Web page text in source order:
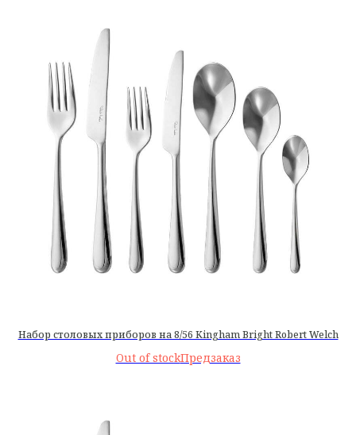
Набор столовых приборов на 8/56 Kingham Bright Robert Welch
Out of stock